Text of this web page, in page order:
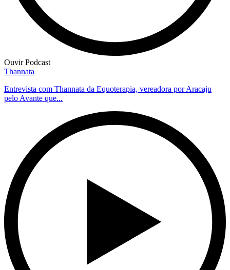
Ouvir Podcast
Thannata
Entrevista com Thannata da Equoterapia, vereadora por Aracaju
pelo Avante que...